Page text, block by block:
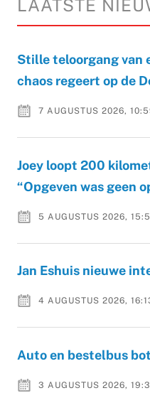
LAATSTE
Stille teloorgang van
chaos regeert op de
7 AUGUSTUS 2026,
Joey loopt 200
“Opgeven was geen
5 AUGUSTUS 2026,
Jan Eshuis nieuwe
4 AUGUSTUS 2026,
Auto en bestelbus
3 AUGUSTUS 2026,